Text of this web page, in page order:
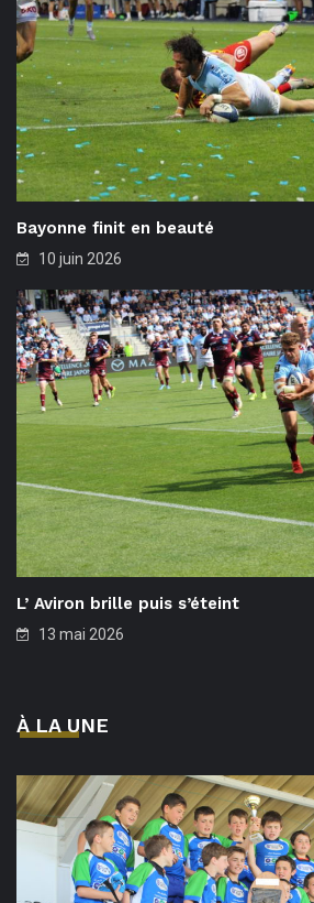
Bayonne finit en beauté
10 juin 2026
L’ Aviron brille puis s’éteint
13 mai 2026
À LA UNE